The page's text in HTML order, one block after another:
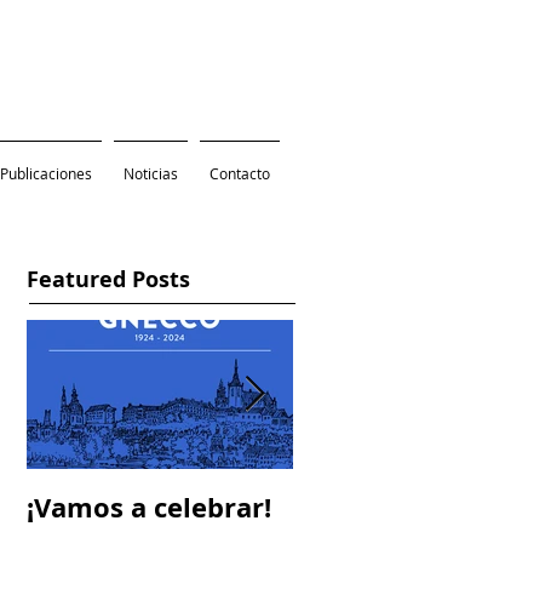
Publicaciones Noticias Contacto
Featured Posts
¡Vamos a celebrar!